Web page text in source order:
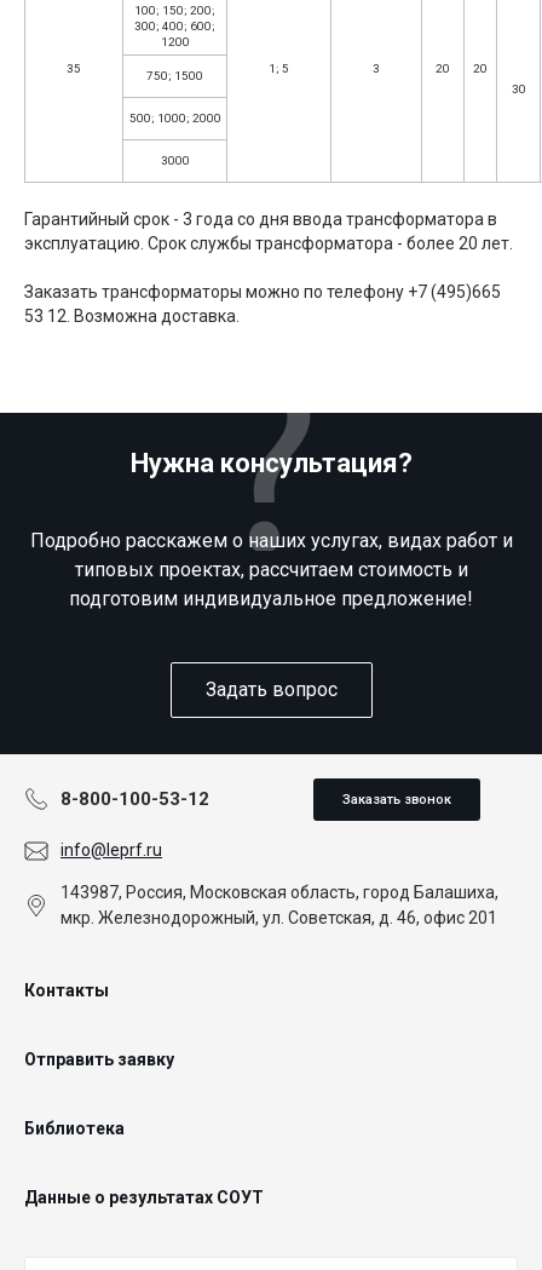
35 1; 5 3 20 20
100; 150; 200;
300; 400; 600;
1200
30
750; 1500
500; 1000; 2000
3000
Гарантийный срок - 3 года со дня ввода трансформатора в
эксплуатацию. Срок службы трансформатора - более 20 лет.
Заказать трансформаторы можно по телефону +7 (495)665
53 12. Возможна доставка.
Нужна консультация?
Подробно расскажем о наших услугах, видах работ и
типовых проектах, рассчитаем стоимость и
подготовим индивидуальное предложение!
Задать вопрос
8-800-100-53-12 Заказать звонок
info@leprf.ru
143987, Россия, Московская область, город Балашиха,
мкр. Железнодорожный, ул. Советская, д. 46, офис 201
Контакты
Отправить заявку
Библиотека
Данные о результатах СОУТ